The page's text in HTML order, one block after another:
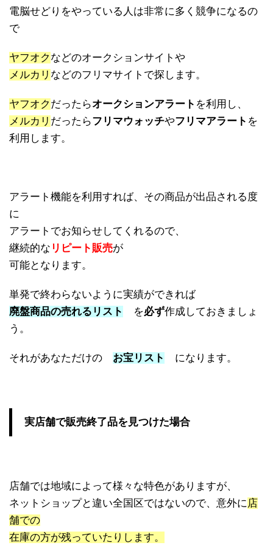
電脳せどりをやっている人は非常に多く競争になるの
で
ヤフオク などのオークションサイトや
メルカリ などのフリマサイトで探します。
ヤフオク だったらオークションアラート を利用し、
メルカリ だったらフリマウォッチやフリマアラート を
利用します。
アラート機能を利用すれば、その商品が出品される度
に
アラートでお知らせしてくれるので、
継続的な リピート販売が
可能となります。
単発で終わらないように実績ができれば
廃盤商品の売れるリスト
を必ず作成しておきましょ
う。
それがあなただけの お宝リスト になります。
実店舗で販売終了品を見つけた場合
店舗では地域によって様々な特色がありますが、
ネットショップと違い全国区ではないので、意外に 店
舗での
在庫の方が残っていたりします。